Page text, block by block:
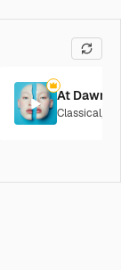
At Dawn
Classical,